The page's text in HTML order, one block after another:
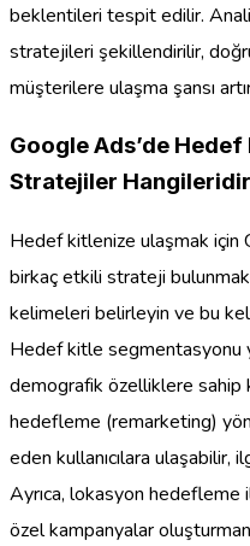
beklentileri tespit edilir.
stratejileri şekillendirilir,
müşterilere ulaşma şansı
Google Ads’de
Stratejiler
Hedef kitlenize ulaşmak için
birkaç etkili strateji
kelimeleri belirleyin ve bu
Hedef kitle segmentasyonu
demografik özelliklere sahip
hedefleme (remarketing)
eden kullanıcılara ulaşabilir,
Ayrıca, lokasyon hedefleme
özel kampanyalar